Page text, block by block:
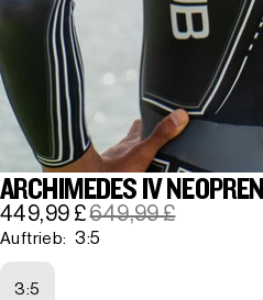
ARCHIMEDES IV
449,99 £649,99 £
Auftrieb: 3:5
3:5